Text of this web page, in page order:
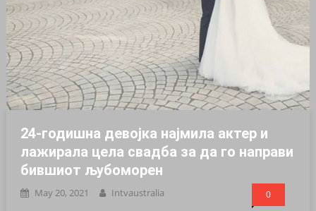
24-годишна девојка најмила актер и
лажирала цела свадба за да го направи
бившиот љубоморен
May 20, 2021 Intvaustralia 0